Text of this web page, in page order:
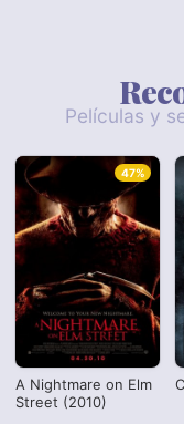
Películas y
A Nightmare on Elm
Street (2010)
47%